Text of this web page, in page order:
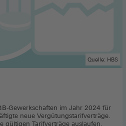
Gewerkschaften im Jahr 2024 für
neue Vergütungstarifverträge.
gültigen Tarifverträge auslaufen,
Quelle: HBS